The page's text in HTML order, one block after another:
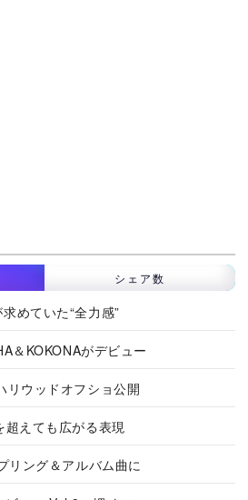
シェア数
めていた“全力感”
＆KOKONAがデビュー
リウッドオフショ公開
えても広がる表現
リング＆アルバム曲に